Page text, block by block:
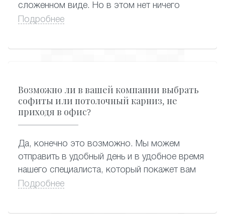
сложенном виде. Но в этом нет ничего
страшного, поскольку заломы заметны
абсолютно гладким.
Подробнее
Возможно ли в вашей компании выбрать
софиты или потолочный карниз, не
приходя в офис?
Да, конечно это возможно. Мы можем
отправить в удобный день и в удобное время
нашего специалиста, который покажет вам
образцы карниза и по каталогу выберут
Подробнее